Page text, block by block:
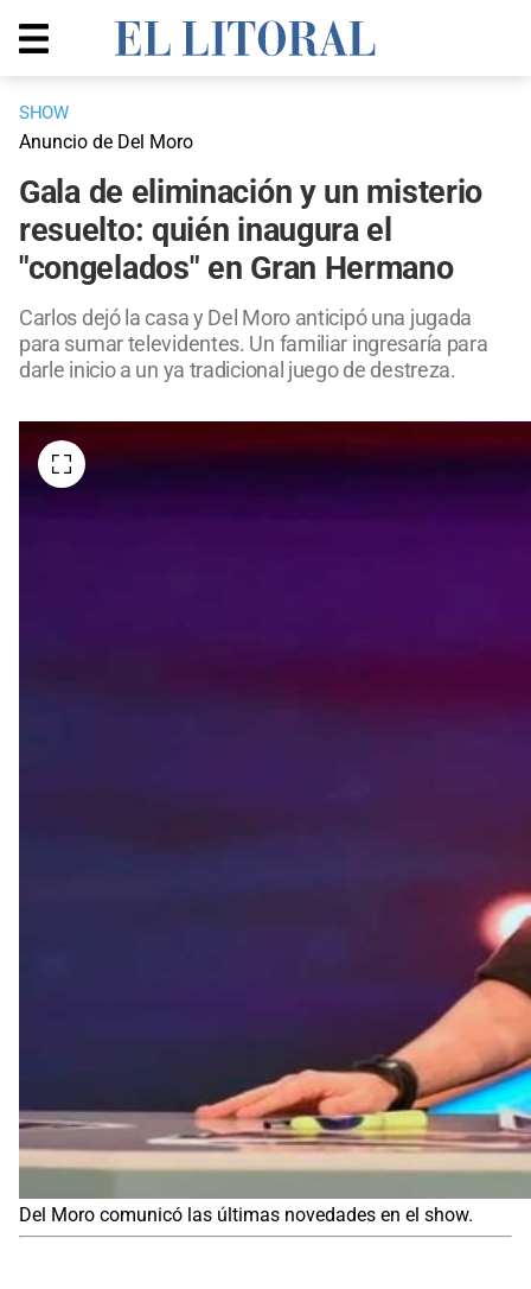
SHOW
Anuncio de Del Moro
Gala de eliminación y un misterio
resuelto: quién inaugura el
"congelados" en Gran Hermano
Carlos dejó la casa y Del Moro anticipó una jugada
para sumar televidentes. Un familiar ingresaría para
darle inicio a un ya tradicional juego de destreza.
Del Moro comunicó las últimas novedades en el show.